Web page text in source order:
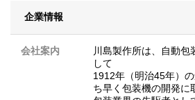
企業情報
会社案内
川島製作所は、自動包
して
1912年（明治45年）
ち早く包装機の開発に